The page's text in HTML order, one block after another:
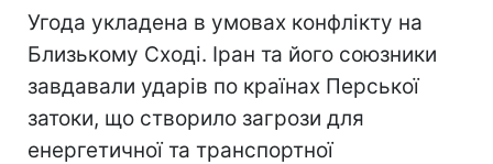
Угода укладена в умовах конфлікту на
Близькому Сході. Іран та його союзники
завдавали ударів по країнах Перської
затоки, що створило загрози для
енергетичної та транспортної